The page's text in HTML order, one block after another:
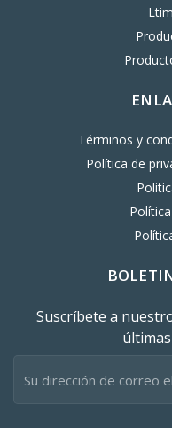
Términos y
Política de
Suscríbete a